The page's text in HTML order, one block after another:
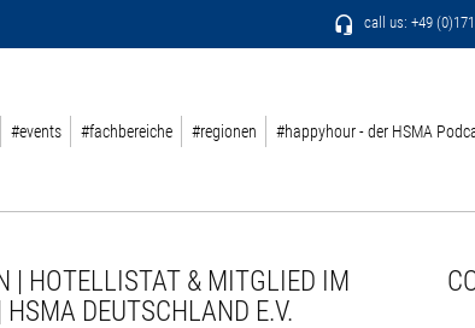
call us: +49
#events #fachbereiche #regionen #happyhour - der HSMA
| HOTELLISTAT & MITGLIED IM
DEUTSCHLAND E.V.